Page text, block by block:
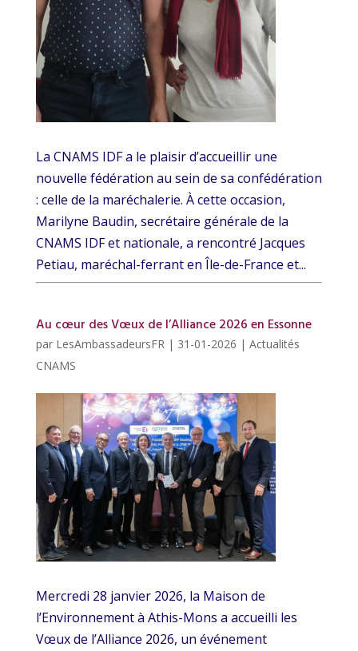
La CNAMS IDF a le plaisir d’accueillir une
nouvelle fédération au sein de sa confédération
: celle de la maréchalerie. À cette occasion,
Marilyne Baudin, secrétaire générale de la
CNAMS IDF et nationale, a rencontré Jacques
Petiau, maréchal-ferrant en Île-de-France et...
Au cœur des Vœux de l’Alliance 2026 en Essonne
par LesAmbassadeursFR| 31-01-2026 | Actualités
CNAMS
Mercredi 28 janvier 2026, la Maison de
l’Environnement à Athis-Mons a accueilli les
Vœux de l’Alliance 2026, un événement